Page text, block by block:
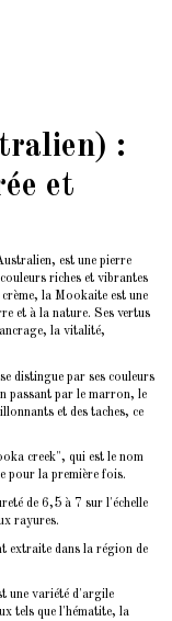
:
et
est une pierre
riches et vibrantes
la Mookaite est une
et à la nature. Ses vertus
la vitalité,
distingue par ses couleurs
passant par le marron, le
et des taches, ce
creek", qui est le nom
pour la première fois.
de 6,5 à 7 sur l'échelle
rayures.
extraite dans la région de
une variété d'argile
tels que l'hématite, la